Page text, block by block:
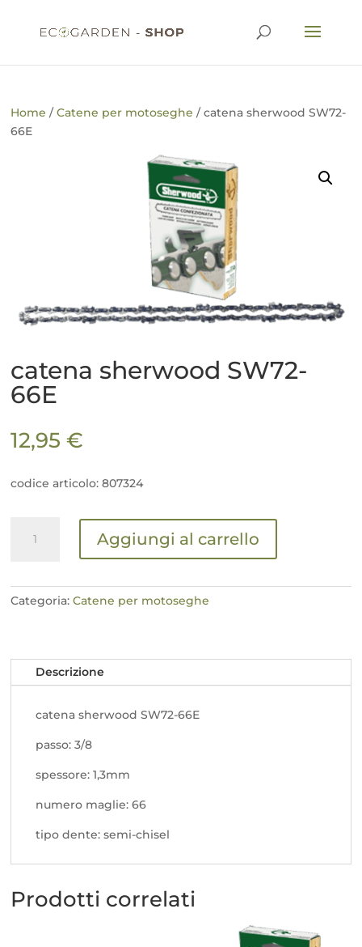
Home /Catene per motoseghe / catena sherwood SW72-
66E
catena sherwood SW72-
66E
12,95€
codice articolo: 807324
sherwood
quantità
Aggiungi al carrello
Categoria:Catene per motoseghe
Descrizione
catena sherwood SW72-66E
passo: 3/8
spessore: 1,3mm
numero maglie: 66
tipo dente: semi-chisel
Prodotti correlati